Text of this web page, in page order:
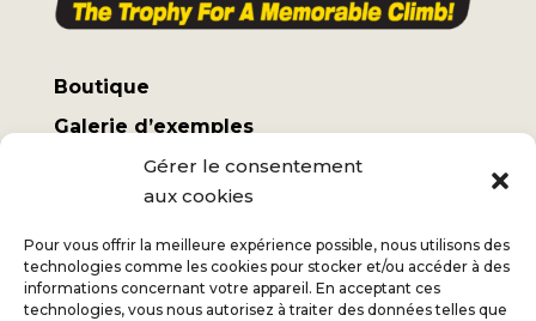
Gérer le consentement
aux cookies
Pour vous offrir la meilleure expérience possible, nous utilisons des
technologies comme les cookies pour stocker et/ou accéder à des
informations concernant votre appareil. En acceptant ces
technologies, vous nous autorisez à traiter des données telles que
Boutique
Galerie d’exemples
Mon compte
Termes et conditions
Frais d’expédition